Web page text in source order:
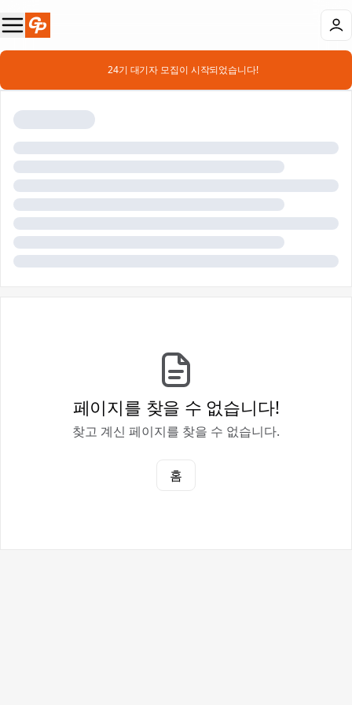
📣 24기 대기자 모집이 시작되었습니다!
페이지를 찾을 수 없습니다!
찾고 계신 페이지를 찾을 수 없습니다.
홈